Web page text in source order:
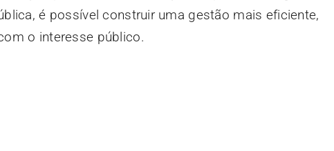
é possível construir uma gestão mais eficiente,
o interesse público.